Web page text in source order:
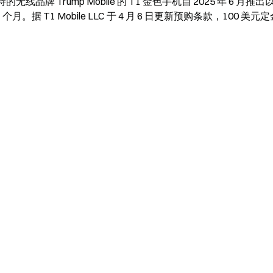
月。据 T1 Mobile LLC 于 4 月 6 日更新预购条款，100 美元